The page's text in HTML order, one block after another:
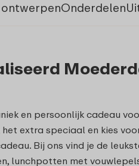
Onderdelen
en persoonlijk cadeau
extra speciaal en kies
Bij ons vind je de
lunchpotten met